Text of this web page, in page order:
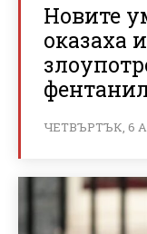
Новите
оказаха
ЧЕТВЪРТЪК, 6